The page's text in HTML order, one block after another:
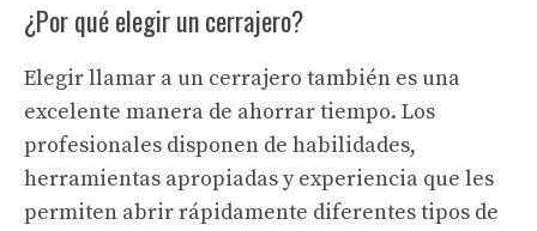
¿Por qué elegir un cerrajero?
Elegir llamar a un cerrajero también es una
excelente manera de ahorrar tiempo. Los
profesionales disponen de habilidades,
herramientas apropiadas y experiencia que les
permiten abrir rápidamente diferentes tipos de